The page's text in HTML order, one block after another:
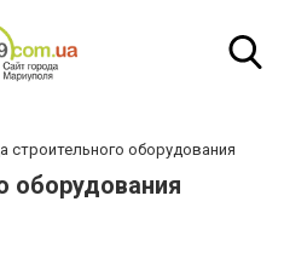
строительного оборудования
оборудования